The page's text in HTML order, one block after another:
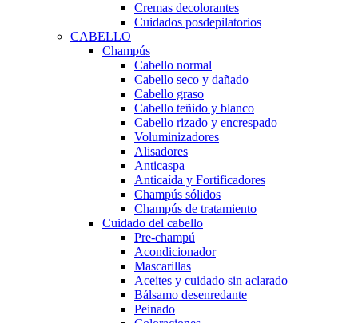
Cremas decolorantes
Cuidados posdepilatorios
CABELLO
Champús
Cabello normal
Cabello seco y dañado
Cabello graso
Cabello teñido y blanco
Cabello rizado y encrespado
Voluminizadores
Alisadores
Anticaspa
Anticaída y Fortificadores
Champús sólidos
Champús de tratamiento
Cuidado del cabello
Pre-champú
Acondicionador
Mascarillas
Aceites y cuidado sin aclarado
Bálsamo desenredante
Peinado